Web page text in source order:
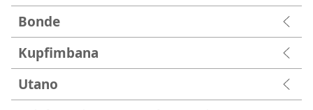
Bonde
Kupfimbana
Utano